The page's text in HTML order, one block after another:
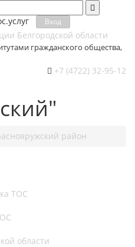
Вход
гражданского общества,
+7 (4722) 32-95-12
район
ТОС
области